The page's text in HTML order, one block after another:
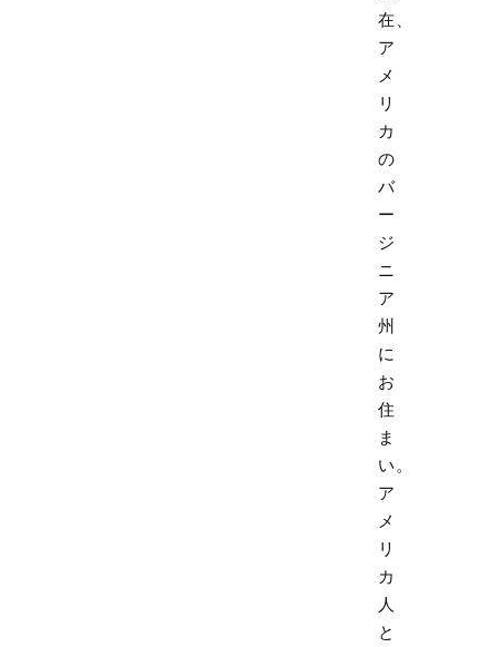
在、
ア
メ
リ
カ
の
バ
ー
ジ
ニ
ア
州
に
お
住
ま
い。
ア
メ
リ
カ
人
と